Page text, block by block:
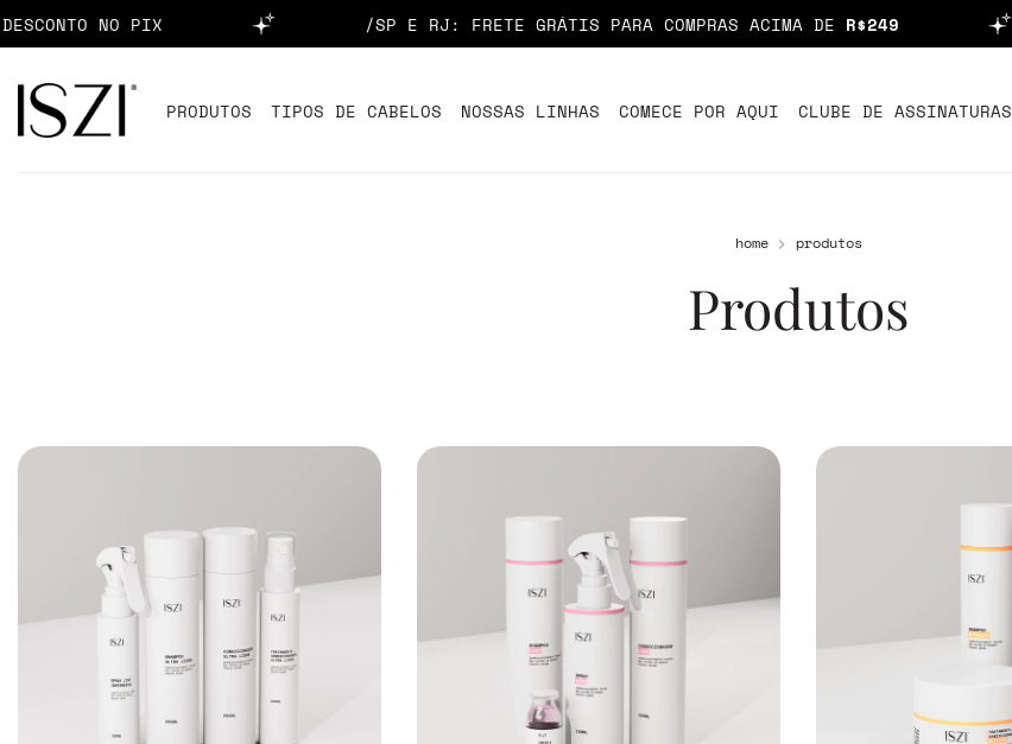
NO PIX /SP E RJ: FRETE GRÁTIS PARA COMPRAS ACIMA DER$249
PRODUTOS TIPOS DE CABELOS NOSSAS LINHAS COMECE POR AQUI CLUBE DE ASSINATURAS
home produtos
Produtos